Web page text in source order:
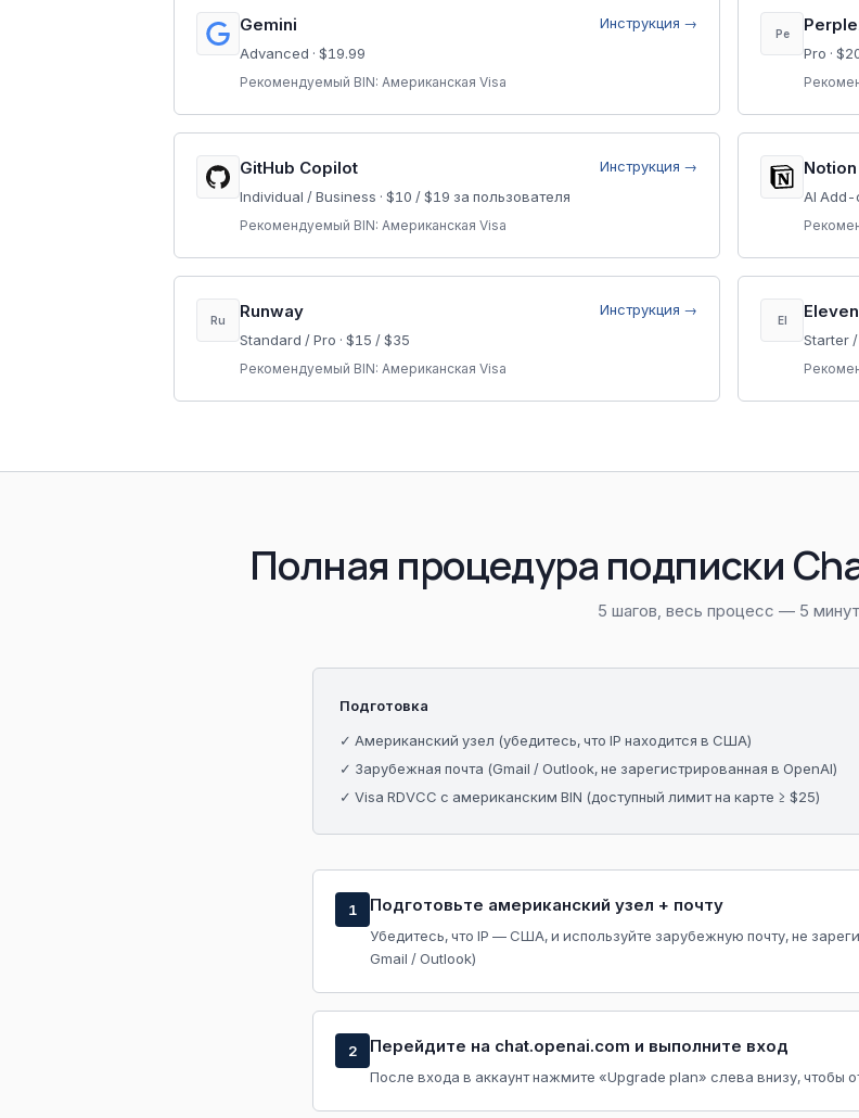
Gemini
Advanced · $19.99
Рекомендуемый BIN: Американская Visa
Инструкция →
Pe
Pro ·
GitHub Copilot
Individual / Business · $10 / $19 за пользователя
Рекомендуемый BIN: Американская Visa
Инструкция →
AI Add-
Ru Runway
Standard / Pro · $15 / $35
Рекомендуемый BIN: Американская Visa
Инструкция →
El
Starter
Полная процедура подписки
5 шагов, весь процесс — 5 минут
Подготовка
✓ Американский узел (убедитесь, что IP находится в США)
✓ Зарубежная почта (Gmail / Outlook, не зарегистрированная в OpenAI)
✓ Visa RDVCC с американским BIN (доступный лимит на карте ≥ $25)
1 Подготовьте американский узел + почту
Убедитесь, что IP — США, и используйте зарубежную почту, не
Gmail / Outlook)
2 Перейдите на chat.openai.com и выполните вход
После входа в аккаунт нажмите «Upgrade plan» слева внизу, чтобы